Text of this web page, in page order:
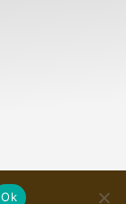
Ok